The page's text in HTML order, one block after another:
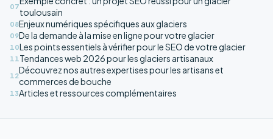
07
toulousain
08Enjeux numériques spécifiques aux glaciers
09De la demande à la mise en ligne pour votre glacier
10Les points essentiels à vérifier pour le SEO de votre glacier
11 Tendances web 2026 pour les glaciers artisanaux
12
Découvrez nos autres expertises pour les artisans et
commerces de bouche
13Articles et ressources complémentaires